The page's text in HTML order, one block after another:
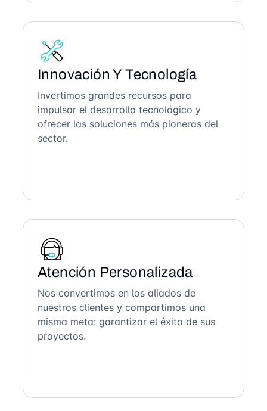
Innovación Y Tecnología
Invertimos grandes recursos para
impulsar el desarrollo tecnológico y
ofrecer las soluciones más pioneras del
sector.
Atención Personalizada
Nos convertimos en los aliados de
nuestros clientes y compartimos una
misma meta: garantizar el éxito de sus
proyectos.